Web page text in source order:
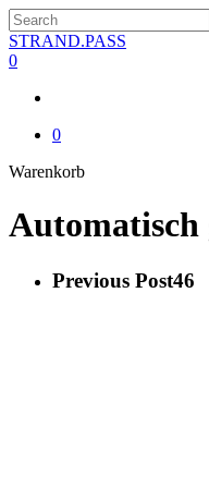
Skip
to
main
Close
Search
STRAND.PASS
0
0
WarenkorbClose
Automatisch
Previous Post46